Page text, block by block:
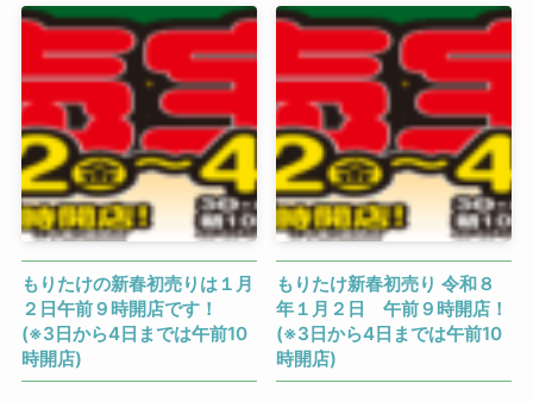
もりたけの新春初売りは１月
２日午前９時開店です！
(※3日から4日までは午前10
時開店)
もりたけ新春初売り 令和８
年１月２日 午前９時開店！
(※3日から4日までは午前10
時開店)